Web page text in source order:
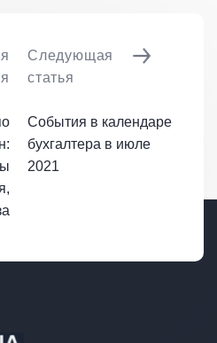
Следующая
статья
События в календаре
бухгалтера в июле
2021